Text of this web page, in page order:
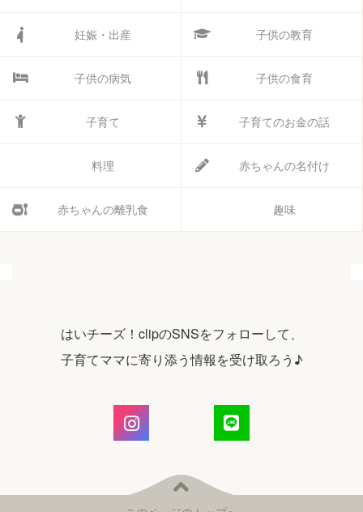
妊娠・出産 子供の教育
子供の病気 子供の食育
子育て 子育てのお金の話
料理 赤ちゃんの名付け
赤ちゃんの離乳食 趣味
はいチーズ！clipのSNSをフォローして、
子育てママに寄り添う情報を受け取ろう♪